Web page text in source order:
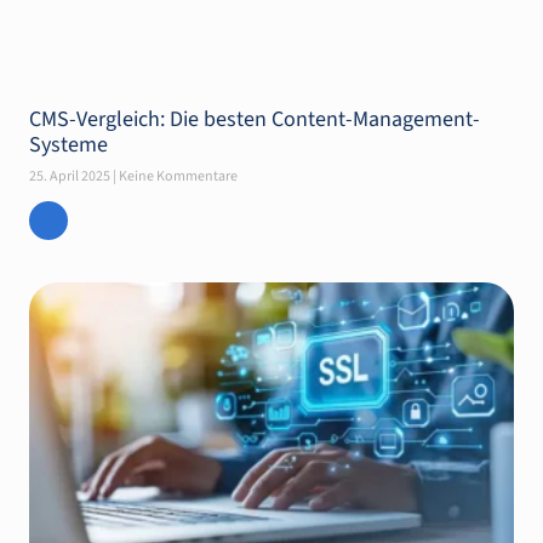
CMS-Vergleich: Die besten Content-Management-
Systeme
25. April 2025 Keine Kommentare